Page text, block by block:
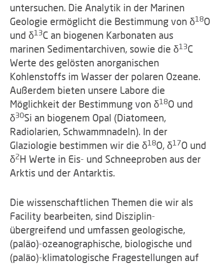
untersuchen. Die Analytik in der Marinen
Geologie ermöglicht die Bestimmung von δ18O
und δ13C an biogenen Karbonaten aus
marinen Sedimentarchiven, sowie die δ13C
Werte des gelösten anorganischen
Kohlenstoffs im Wasser der polaren Ozeane.
Außerdem bieten unsere Labore die
Möglichkeit der Bestimmung von δ18O und
δ30Si an biogenem Opal (Diatomeen,
Radiolarien, Schwammnadeln). In der
Glaziologie bestimmen wir die δ18O, δ17O und
δ2H Werte in Eis- und Schneeproben aus der
Arktis und der Antarktis.
Die wissenschaftlichen Themen die wir als
Facility bearbeiten, sind Disziplin-
übergreifend und umfassen geologische,
(paläo)-ozeanographische, biologische und
(paläo)-klimatologische Fragestellungen auf